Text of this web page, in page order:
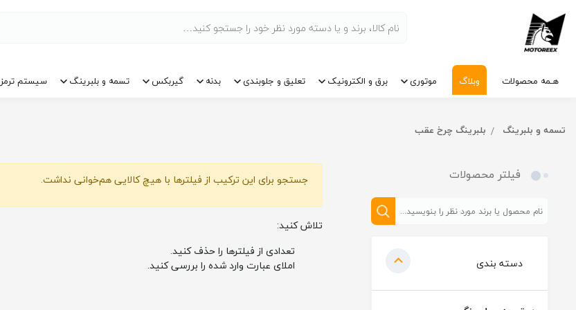
هـمه محصولات وبلاگ موتوری برق و الکترونیک تعلیق و جلوبندی بدنه گیربکس تسمه و بلبرینگ سیستم ترمز
تسمه و بلبرینگ بلبرینگ چرخ عقب
فیلتر محصولات
دسته بندی
جستجو برای این ترکیب از فیلترها با هیچ کالایی هم‌خوانی نداشت.
تلاش کنید:
تعدادی از فیلترها را حذف کنید.
املای عبارت وارد شده را بررسی کنید.